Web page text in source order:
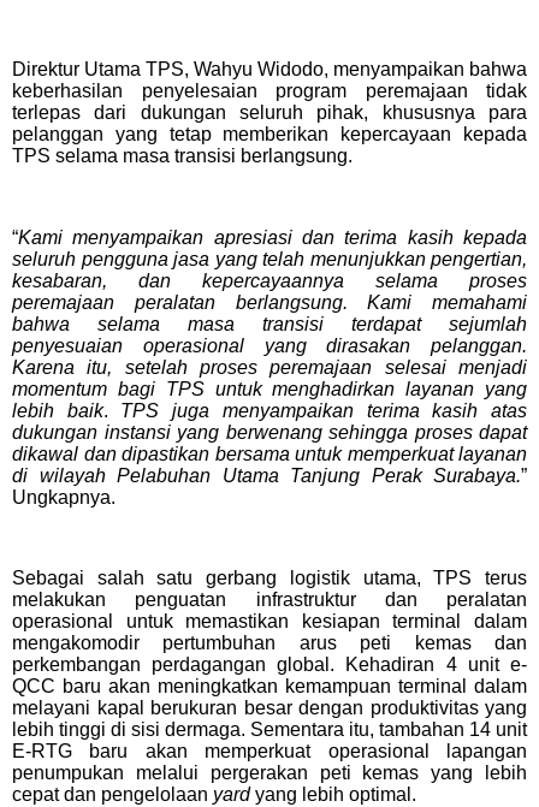
Direktur Utama TPS, Wahyu Widodo, menyampaikan bahwa
keberhasilan penyelesaian program peremajaan tidak
terlepas dari dukungan seluruh pihak, khususnya para
pelanggan yang tetap memberikan kepercayaan kepada
TPS selama masa transisi berlangsung.
“Kami menyampaikan apresiasi dan terima kasih kepada
seluruh pengguna jasa yang telah menunjukkan pengertian,
kesabaran, dan kepercayaannya selama proses
peremajaan peralatan berlangsung. Kami memahami
bahwa selama masa transisi terdapat sejumlah
penyesuaian operasional yang dirasakan pelanggan.
Karena itu, setelah proses peremajaan selesai menjadi
momentum bagi TPS untuk menghadirkan layanan yang
lebih baik. TPS juga menyampaikan terima kasih atas
dukungan instansi yang berwenang sehingga proses dapat
dikawal dan dipastikan bersama untuk memperkuat layanan
di wilayah Pelabuhan Utama Tanjung Perak Surabaya.”
Ungkapnya.
Sebagai salah satu gerbang logistik utama, TPS terus
melakukan penguatan infrastruktur dan peralatan
operasional untuk memastikan kesiapan terminal dalam
mengakomodir pertumbuhan arus peti kemas dan
perkembangan perdagangan global. Kehadiran 4 unit e-
QCC baru akan meningkatkan kemampuan terminal dalam
melayani kapal berukuran besar dengan produktivitas yang
lebih tinggi di sisi dermaga. Sementara itu, tambahan 14 unit
E-RTG baru akan memperkuat operasional lapangan
penumpukan melalui pergerakan peti kemas yang lebih
cepat dan pengelolaan yardyang lebih optimal.